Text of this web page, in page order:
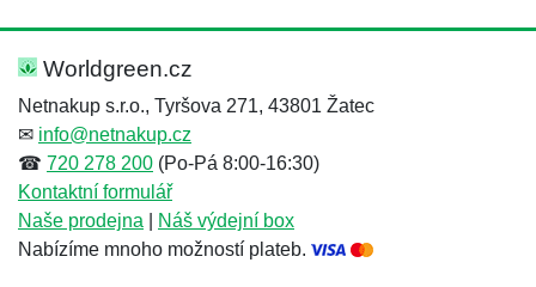
Worldgreen.cz
Netnakup s.r.o., Tyršova 271, 43801 Žatec
✉ info@netnakup.cz
☎ 720 278 200 (Po-Pá 8:00-16:30)
Kontaktní formulář
Naše prodejna
Náš výdejní box
Nabízíme mnoho možností plateb.